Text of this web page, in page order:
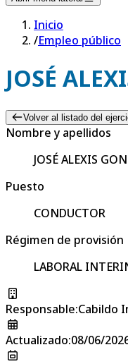
Inicio
/Empleo público
JOSÉ
Volver al listado del
Nombre y apellidos
JOSÉ ALEXIS
Puesto
CONDUCTOR
Régimen de provisión
LABORAL
Responsable:Cabildo
Actualizado:08/06/